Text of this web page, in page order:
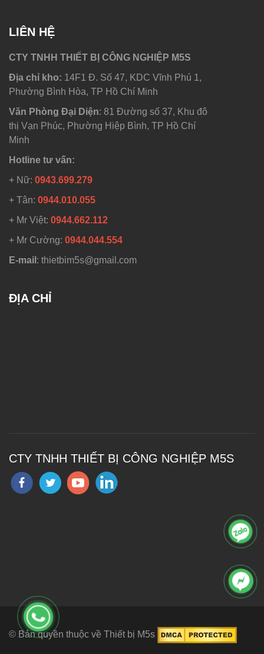
LIÊN HỆ
CTY TNHH THIẾT BỊ CÔNG NGHIỆP M5S
Địa chỉ kho: 14F1 Đ. Số 47, KDC Vĩnh Phú 1,
Phường Bình Hòa, TP Hồ Chí Minh
Văn Phòng Đại Diện: 81 Đường số 37, Khu đô
thị Vạn Phúc, Phường Hiệp Bình, TP Hồ Chí
Minh
Hotline tư vấn:
+ Nữ: 0943.699.279
+ Tân: 0944.010.055
+ Mr Việt: 0944.662.112
+ Mr Cường: 0944.044.554
E-mail : thietbim5s@gmail.com
ĐỊA CHỈ
CTY TNHH THIẾT BỊ CÔNG NGHIỆP M5S
© Bản quyền thuộc về Thiết bị M5s